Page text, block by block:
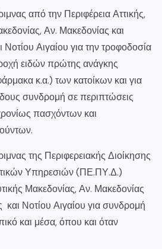
από την Περιφέρεια Αττικής,
Αν. Μακεδονίας και
Αιγαίου για την τροφοδοσία
ειδών πρώτης ανάγκης
κ.α.) των κατοίκων και για
συνδρομή σε περιπτώσεις
πασχόντων και
της Περιφερειακής Διοίκησης
Υπηρεσιών (ΠΕ.ΠΥ.Δ.)
Μακεδονίας, Αν. Μακεδονίας
και Νοτίου Αιγαίου για συνδρομή
και μέσα, όπου και όταν